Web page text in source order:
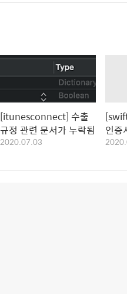
[itunesconnect] 수출
규정 관련 문서가 누락됨
2020.07.03
인증